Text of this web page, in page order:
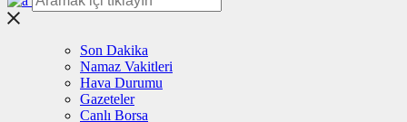
Son Dakika
Namaz Vakitleri
Hava Durumu
Gazeteler
Canlı Borsa